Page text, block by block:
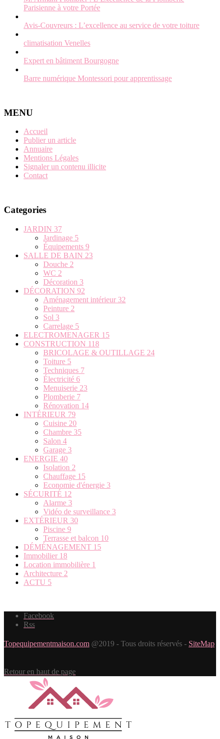
Parisienne à votre Portée
Avis-Couvreurs : L’excellence au service de votre toiture
climatisation Venelles
Expert en bâtiment Bourgogne
Barre numérique Montessori pour apprentissage
MENU
Accueil
Publier un article
Annuaire
Mentions Légales
Signaler un contenu illicite
Contact
Categories
JARDIN 37
Jardinage 5
Équipements 9
SALLE DE BAIN 23
Douche 2
WC 2
Décoration 3
DÉCORATION 92
Aménagement intérieur 32
Peinture 2
Sol 3
Carrelage 5
ELECTROMENAGER 15
CONSTRUCTION 118
BRICOLAGE & OUTILLAGE 24
Toiture 5
Techniques 7
Électricité 6
Menuiserie 23
Plomberie 7
Rénovation 14
INTÉRIEUR 79
Cuisine 20
Chambre 35
Salon 4
Garage 3
ENERGIE 40
Isolation 2
Chauffage 15
Economie d'énergie 3
SÉCURITÉ 12
Alarme 3
Vidéo de surveillance 3
EXTÉRIEUR 30
Piscine 9
Terrasse et balcon 10
DÉMÉNAGEMENT 15
Immobilier 18
Location immobilière 1
Architecture 2
ACTU 5
Facebook
Rss
Topequipementmaison.com @2019 - Tous droits réservés - SiteMap
Retour en haut de page